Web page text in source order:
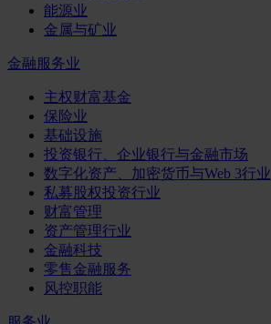
能源业
金属与矿业
金融服务业
主权财富基金
保险业
基础设施
投资银行、企业银行与金融市场
数字化资产、加密货币与Web 3行业
私募股权投资行业
财富管理
资产管理行业
金融科技
零售金融服务
风控职能